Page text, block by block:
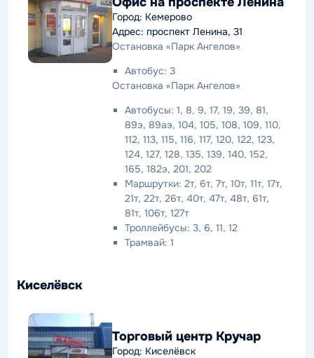
Город: Кемерово
Адрес: проспект Ленина, 31
Остановка «Парк Ангелов»
Автобус: 3
Остановка «Парк Ангелов»
Автобусы: 1, 8, 9, 17, 19, 39, 81,
89э, 89аэ, 104, 105, 108, 109, 110,
112, 113, 115, 116, 117, 120, 122, 123,
124, 127, 128, 135, 139, 140, 152,
165, 182э, 201, 202
Маршрутки: 2т, 6т, 7т, 10т, 11т, 17т,
21т, 22т, 26т, 40т, 47т, 48т, 61т,
81т, 106т, 127т
Троллейбусы: 3, 6, 11, 12
Трамвай: 1
Киселёвск
Торговый центр Кручар
Город: Киселёвск